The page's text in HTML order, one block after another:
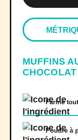
MUFFINS
Farine
Poudre à